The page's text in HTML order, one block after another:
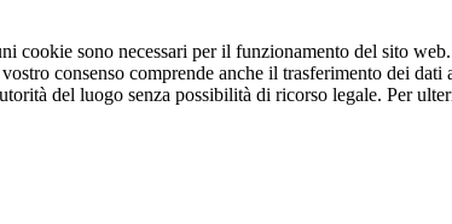
sono necessari per il funzionamento del sito
consenso comprende anche il trasferimento dei
del luogo senza possibilità di ricorso legale. Per